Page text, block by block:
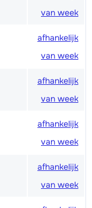
van week
afhankelijk
van week
afhankelijk
van week
afhankelijk
van week
afhankelijk
van week